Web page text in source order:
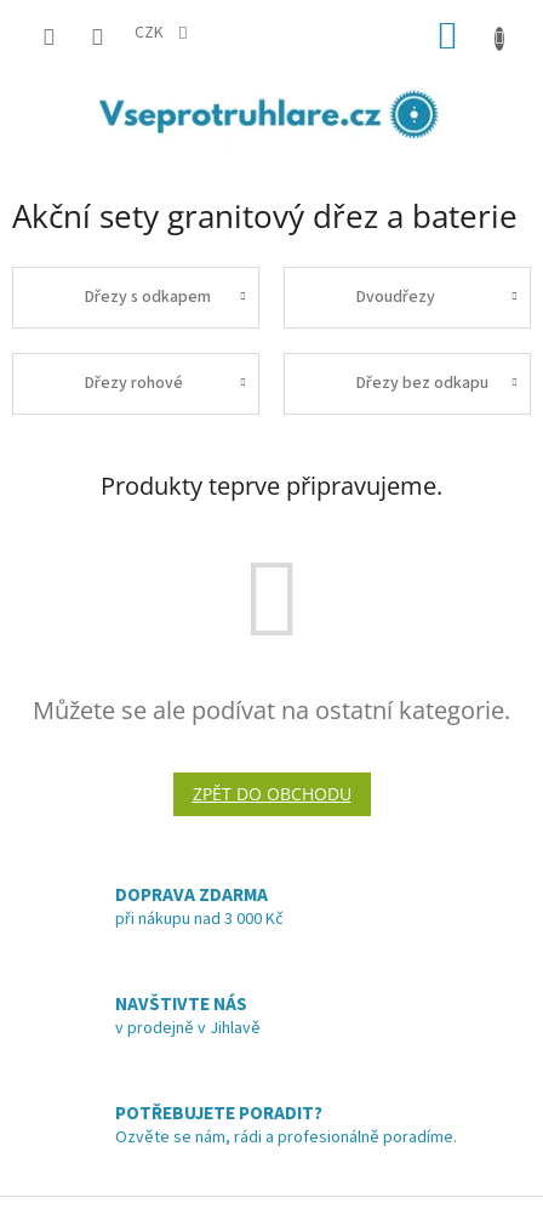
CZK
Akční sety granitový dřez a baterie
Dřezy s odkapem Dvoudřezy
Dřezy rohové Dřezy bez odkapu
Produkty teprve připravujeme.
Můžete se ale podívat na ostatní kategorie.
ZPĚT DO OBCHODU
DOPRAVA ZDARMA
při nákupu nad 3 000 Kč
NAVŠTIVTE NÁS
v prodejně v Jihlavě
POTŘEBUJETE PORADIT?
Ozvěte se nám, rádi a profesionálně poradíme.
Z